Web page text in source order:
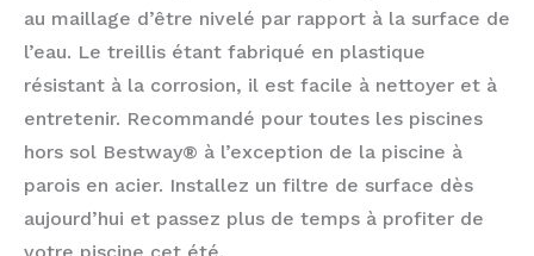
au maillage d’être nivelé par rapport à la surface de
l’eau. Le treillis étant fabriqué en plastique
résistant à la corrosion, il est facile à nettoyer et à
entretenir. Recommandé pour toutes les piscines
hors sol Bestway® à l’exception de la piscine à
parois en acier. Installez un filtre de surface dès
aujourd’hui et passez plus de temps à profiter de